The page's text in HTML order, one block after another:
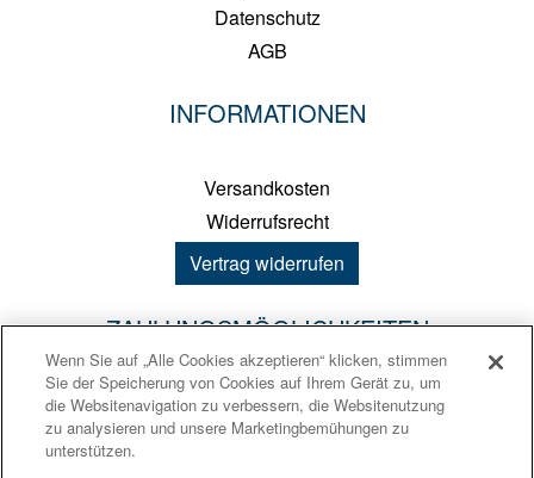
Datenschutz
AGB
INFORMATIONEN
Versandkosten
Widerrufsrecht
Vertrag widerrufen
ZAHLUNGSMÖGLICHKEITEN
PayPal
Kreditkarte
Wenn Sie auf „Alle Cookies akzeptieren“ klicken, stimmen
Sie der Speicherung von Cookies auf Ihrem Gerät zu, um
die Websitenavigation zu verbessern, die Websitenutzung
zu analysieren und unsere Marketingbemühungen zu
unterstützen.